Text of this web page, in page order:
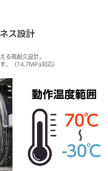
ス設計
る高耐久設計。
。（14.7MPa対応）